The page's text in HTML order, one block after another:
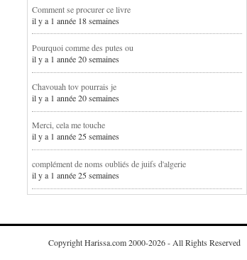
Comment se procurer ce livre
il y a 1 année 18 semaines
Pourquoi comme des putes ou
il y a 1 année 20 semaines
Chavouah tov pourrais je
il y a 1 année 20 semaines
Merci, cela me touche
il y a 1 année 25 semaines
complément de noms oubliés de juifs d'algerie
il y a 1 année 25 semaines
Copyright Harissa.com 2000-2026 - All Rights Reserved